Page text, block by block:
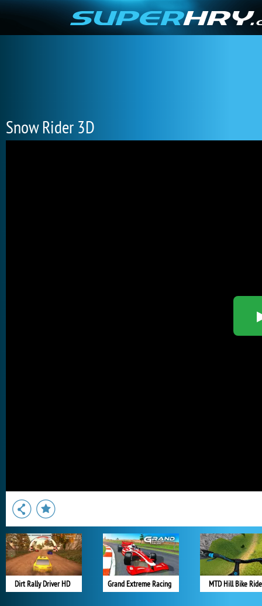
Snow Rider 3D
Dirt Rally Driver HD Grand Extreme Racing MTD Hill Bike